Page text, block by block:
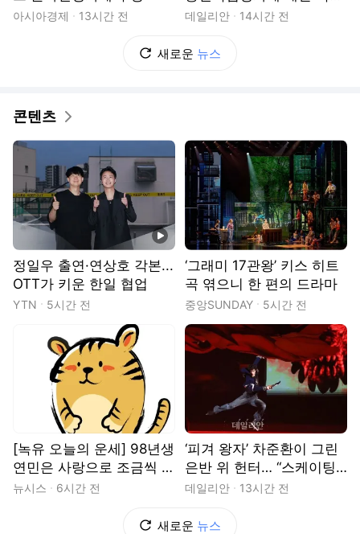
아시아경제 13시간 전
이 던진 질문 [초점]
데일리안 14시간 전
새로운 뉴스
콘텐츠
정일우 출연·연상호 각본...
OTT가 키운 한일 협업
YTN 5시간 전
‘그래미 17관왕’ 키스 히트
곡 엮으니 한 편의 드라마
중앙SUNDAY 5시간 전
[녹유 오늘의 운세] 98년생
연민은 사랑으로 조금씩 변
해요
뉴시스 6시간 전
‘피겨 왕자’ 차준환이 그린
은반 위 헌터… “스케이팅·
드라마 결합된 값진 경험”
데일리안 13시간 전
새로운 뉴스